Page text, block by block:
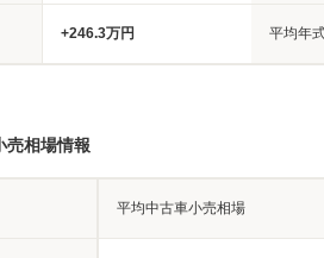
+246.3万円 平均年
売相場情報
平均中古車小売相場